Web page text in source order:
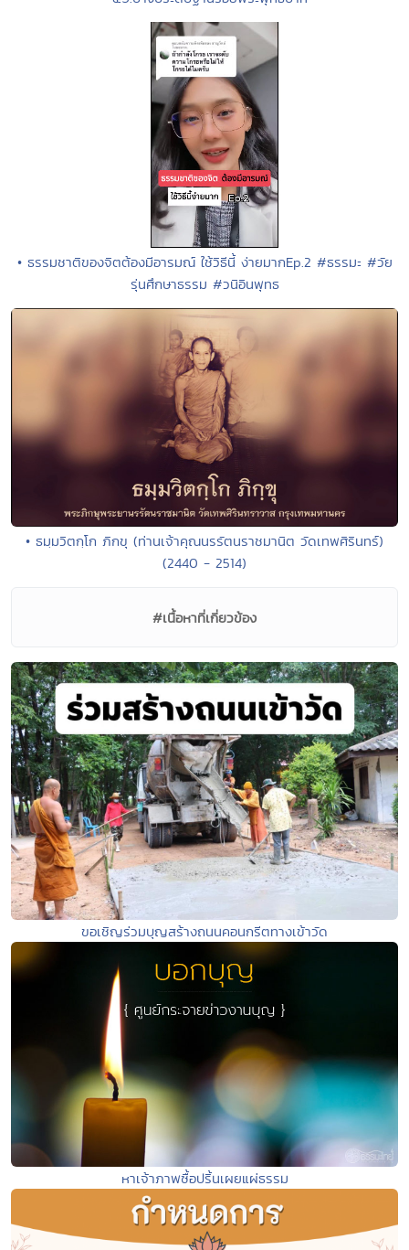
• ธรรมชาติของจิตต้องมีอารมณ์ ใช้วิธีนี้ ง่ายมากEp.2 #ธรรมะ #วัย
รุ่นศึกษาธรรม #วนิอินพุทธ
• ธมฺมวิตกฺโก ภิกขุ (ท่านเจ้าคุณนรรัตนราชมานิต วัดเทพศิรินทร์)
(2440 - 2514)
#เนื้อหาที่เกี่ยวข้อง
ขอเชิญร่วมบุญสร้างถนนคอนกรีตทางเข้าวัด
หาเจ้าภาพซื้อปริ้นเผยแผ่ธรรม